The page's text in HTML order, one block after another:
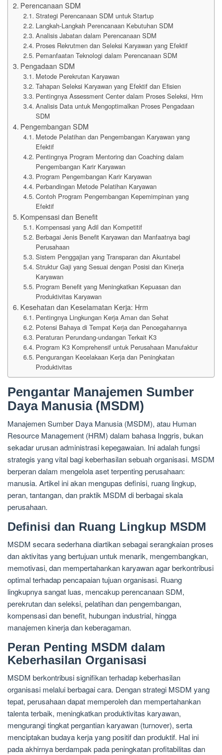
Perencanaan SDM
Strategi Perencanaan SDM untuk Startup
Langkah-Langkah Perencanaan Kebutuhan SDM
Analisis Jabatan dalam Perencanaan SDM
Proses Rekrutmen dan Seleksi Karyawan yang Efektif
Pemanfaatan Teknologi dalam Perencanaan SDM
Pengadaan SDM
Metode Perekrutan Karyawan
Tahapan Seleksi Karyawan yang Efektif dan Efisien
Pentingnya Assessment Center dalam Proses Seleksi, Hrm
Analisis Data untuk Mengoptimalkan Proses Pengadaan
SDM
Pengembangan SDM
Metode Pelatihan dan Pengembangan Karyawan yang
Efektif
Pentingnya Program Mentoring dan Coaching dalam
Pengembangan Karir Karyawan
Program Pengembangan Karir Karyawan
Perbandingan Metode Pelatihan Karyawan
Contoh Program Pengembangan Kepemimpinan yang
Efektif
Kompensasi dan Benefit
Kompensasi yang Adil dan Kompetitif
Berbagai Jenis Benefit Karyawan dan Manfaatnya bagi
Perusahaan
Sistem Penggajian yang Transparan dan Akuntabel
Struktur Gaji yang Sesuai dengan Posisi dan Kinerja
Karyawan
Program Benefit yang Meningkatkan Kepuasan dan
Produktivitas Karyawan
Kesehatan dan Keselamatan Kerja: Hrm
Pentingnya Lingkungan Kerja Aman dan Sehat
Potensi Bahaya di Tempat Kerja dan Pencegahannya
Peraturan Perundang-undangan Terkait K3
Program K3 Komprehensif untuk Perusahaan Manufaktur
Pengurangan Kecelakaan Kerja dan Peningkatan
Produktivitas
Pengantar Manajemen Sumber
Daya Manusia (MSDM)
Manajemen Sumber Daya Manusia (MSDM), atau Human
Resource Management (HRM) dalam bahasa Inggris, bukan
sekadar urusan administrasi kepegawaian. Ini adalah fungsi
strategis yang vital bagi keberhasilan sebuah organisasi. MSDM
berperan dalam mengelola aset terpenting perusahaan:
manusia. Artikel ini akan mengupas definisi, ruang lingkup,
peran, tantangan, dan praktik MSDM di berbagai skala
perusahaan.
Definisi dan Ruang Lingkup MSDM
MSDM secara sederhana diartikan sebagai serangkaian proses
dan aktivitas yang bertujuan untuk menarik, mengembangkan,
memotivasi, dan mempertahankan karyawan agar berkontribusi
optimal terhadap pencapaian tujuan organisasi. Ruang
lingkupnya sangat luas, mencakup perencanaan SDM,
perekrutan dan seleksi, pelatihan dan pengembangan,
kompensasi dan benefit, hubungan industrial, hingga
manajemen kinerja dan keberagaman.
Peran Penting MSDM dalam
Keberhasilan Organisasi
MSDM berkontribusi signifikan terhadap keberhasilan
organisasi melalui berbagai cara. Dengan strategi MSDM yang
tepat, perusahaan dapat memperoleh dan mempertahankan
talenta terbaik, meningkatkan produktivitas karyawan,
mengurangi tingkat pergantian karyawan (turnover), serta
menciptakan budaya kerja yang positif dan produktif. Hal ini
pada akhirnya berdampak pada peningkatan profitabilitas dan